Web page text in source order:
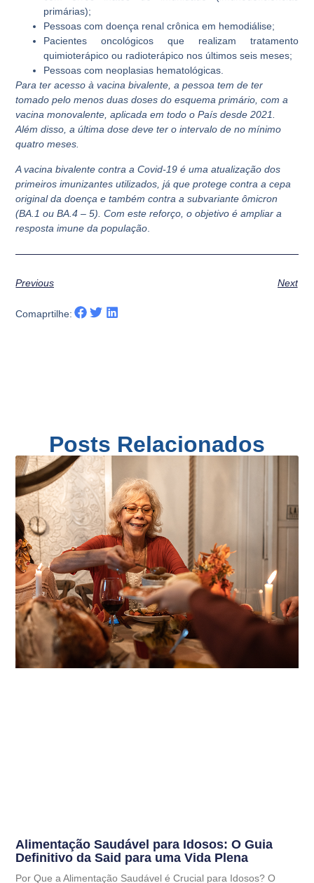
primárias);
Pessoas com doença renal crônica em hemodiálise;
Pacientes oncológicos que realizam tratamento
quimioterápico ou radioterápico nos últimos seis meses;
Pessoas com neoplasias hematológicas.
Para ter acesso à vacina bivalente, a pessoa tem de ter
tomado pelo menos duas doses do esquema primário, com a
vacina monovalente, aplicada em todo o País desde 2021.
Além disso, a última dose deve ter o intervalo de no mínimo
quatro meses.
A vacina bivalente contra a Covid-19 é uma atualização dos
primeiros imunizantes utilizados, já que protege contra a cepa
original da doença e também contra a subvariante ômicron
(BA.1 ou BA.4 – 5). Com este reforço, o objetivo é ampliar a
resposta imune da população
Previous Next
Comaprtilhe:
Posts Relacionados
Alimentação Saudável para Idosos: O Guia
Definitivo da Said para uma Vida Plena
Por Que a Alimentação Saudável é Crucial para Idosos? O